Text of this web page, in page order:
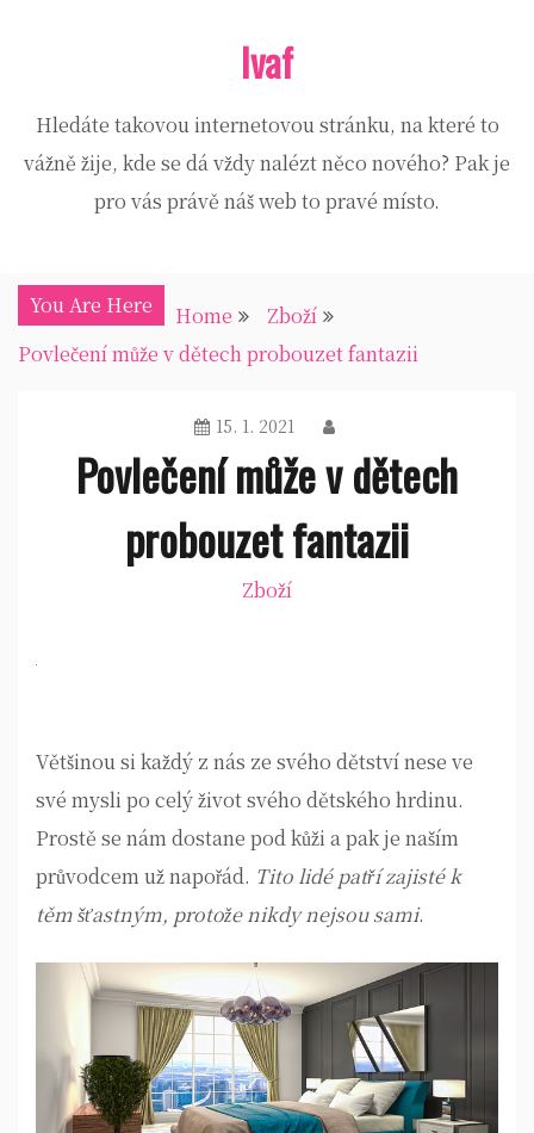
Ivaf
Hledáte takovou internetovou stránku, na které to
vážně žije, kde se dá vždy nalézt něco nového? Pak je
pro vás právě náš web to pravé místo.
You Are Here Home
Zboží
Povlečení může v dětech probouzet fantazii
15. 1. 2021
Povlečení může v dětech
probouzet fantazii
Zboží
Většinou si každý z nás ze svého dětství nese ve
své mysli po celý život svého dětského hrdinu.
Prostě se nám dostane pod kůži a pak je naším
průvodcem už napořád. Tito lidé patří zajisté k
těm šťastným, protože nikdy nejsou sami.